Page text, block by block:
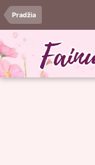
Pradžia